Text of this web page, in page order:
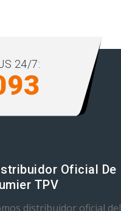
24/7:
Oficial De
TPV
distribuidor oficial del